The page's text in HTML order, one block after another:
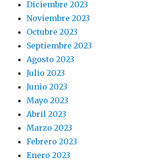
Diciembre 2023
Noviembre 2023
Octubre 2023
Septiembre 2023
Agosto 2023
Julio 2023
Junio 2023
Mayo 2023
Abril 2023
Marzo 2023
Febrero 2023
Enero 2023